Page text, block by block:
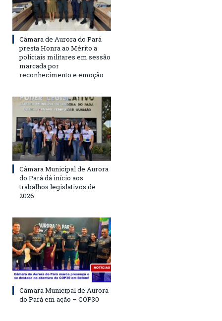
Câmara de Aurora do Pará
presta Honra ao Mérito a
policiais militares em sessão
marcada por
reconhecimento e emoção
Câmara Municipal de Aurora
do Pará dá início aos
trabalhos legislativos de
2026
Câmara Municipal de Aurora
do Pará em ação – COP30